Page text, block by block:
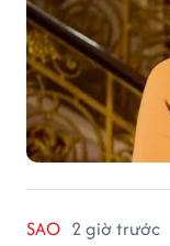
SAO 2 giờ trước